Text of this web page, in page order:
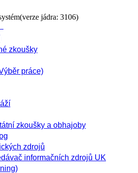
(verze jádra: 3106)
zkoušky
práce)
zkoušky a obhajoby
zdrojů
informačních zdrojů UK